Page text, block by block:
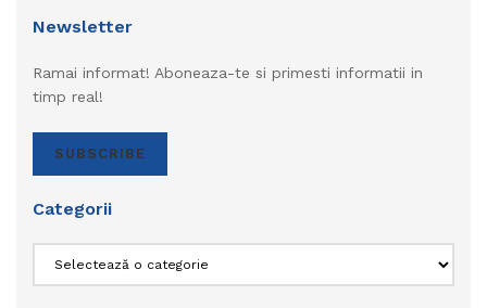
Newsletter
Ramai informat! Aboneaza-te si primesti informatii in
timp real!
SUBSCRIBE
Categorii